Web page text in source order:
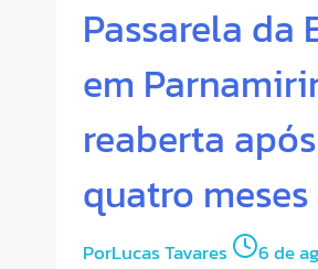
Passarela da
em
reaberta
quatro meses
PorLucas Tavares
6 de